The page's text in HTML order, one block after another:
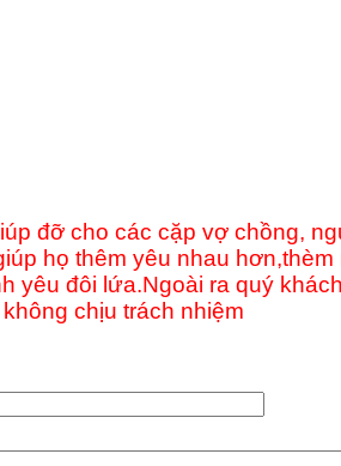
đỡ cho các cặp vợ chồng,
họ thêm yêu nhau
yêu đôi lứa.Ngoài ra quý
chịu trách nhiệm